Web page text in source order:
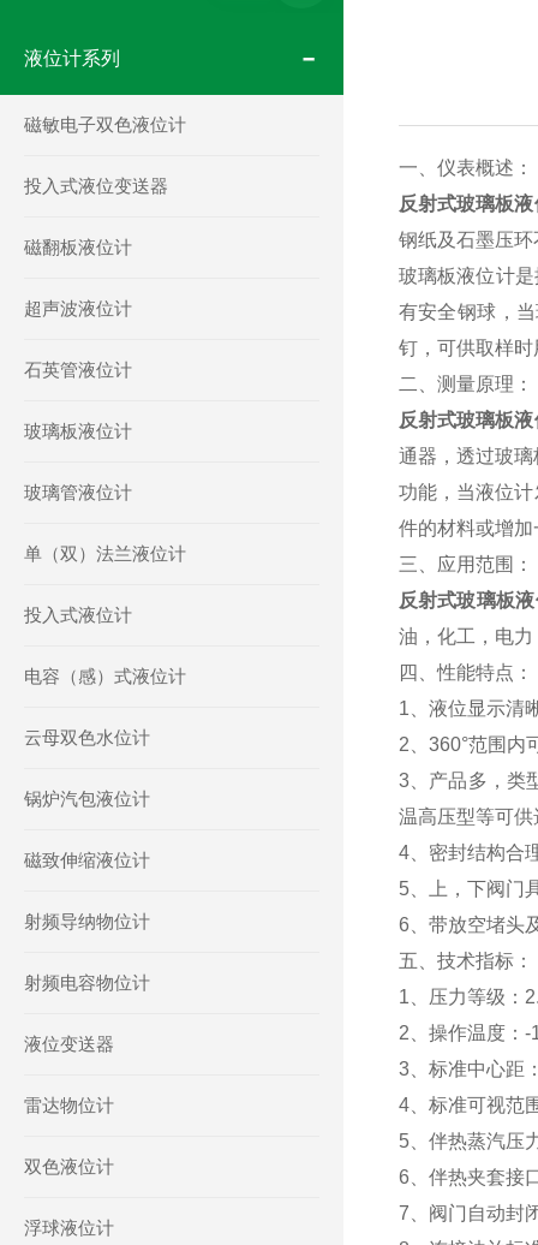
液位计系列
磁敏电子双色液位计
投入式液位变送器
磁翻板液位计
超声波液位计
石英管液位计
玻璃板液位计
玻璃管液位计
单（双）法兰液位计
投入式液位计
电容（感）式液位计
云母双色水位计
锅炉汽包液位计
磁致伸缩液位计
射频导纳物位计
射频电容物位计
液位变送器
雷达物位计
双色液位计
浮球液位计
一、仪表概述：
反射式玻璃板
钢纸及石墨压
玻璃板液位计
有安全钢球，
钉，可供取样
二、测量原理：
反射式玻璃板
通器，透过玻
功能，当液位
件的材料或增
三、应用范围：
反射式玻璃板
油，化工，电
四、性能特点：
1、液位显示清
2、360°范围内
3、产品多，类
温高压型等可
4、密封结构合
5、上，下阀门
6、带放空堵头
五、技术指标：
1、压力等级：
2、操作温度
3、标准中心距
4、标准可视范
5、伴热蒸汽压
6、伴热夹套接
7、阀门自动封